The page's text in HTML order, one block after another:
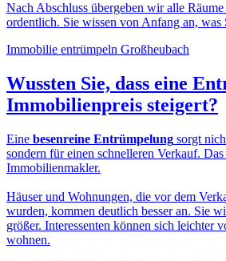
Nach Abschluss übergeben wir alle Räume
ordentlich. Sie wissen von Anfang an, was
Immobilie entrümpeln Großheubach
Wussten Sie, dass eine
Immobilienpreis steigert?
Eine besenreine Entrümpelung sorgt
sondern für einen schnelleren Verkauf. Das
Immobilienmakler.
Häuser und Wohnungen, die vor dem
wurden, kommen deutlich besser an. Sie
größer. Interessenten können sich leichter
wohnen.